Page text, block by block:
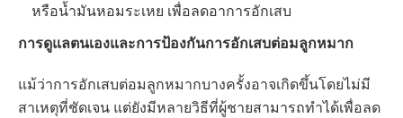
หรือน้ำมันหอมระเหย เพื่อลดอาการอักเสบ
การดูแลตนเองและการป้องกันการอักเสบต่อมลูกหมาก
แม้ว่าการอักเสบต่อมลูกหมากบางครั้งอาจเกิดขึ้นโดยไม่มี
สาเหตุที่ชัดเจน แต่ยังมีหลายวิธีที่ผู้ชายสามารถทำได้เพื่อลด